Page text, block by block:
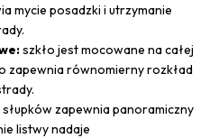
mycie posadzki i utrzymanie
szkło jest mocowane na całej
zapewnia równomierny rozkład
zapewnia panoramiczny
listwy nadaje